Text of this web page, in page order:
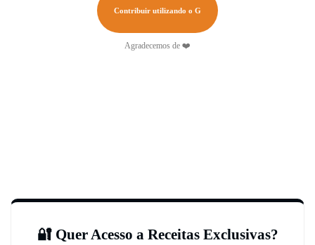
Contribuir utilizando o G
Agradecemos de ❤️
🔐 Quer Acesso a Receitas Exclusivas?